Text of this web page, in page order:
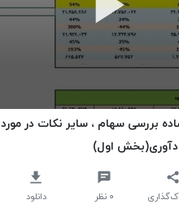
ساده بررسی سهام ، سایر نکات در مورد
اول)
۰ نظر دانلود